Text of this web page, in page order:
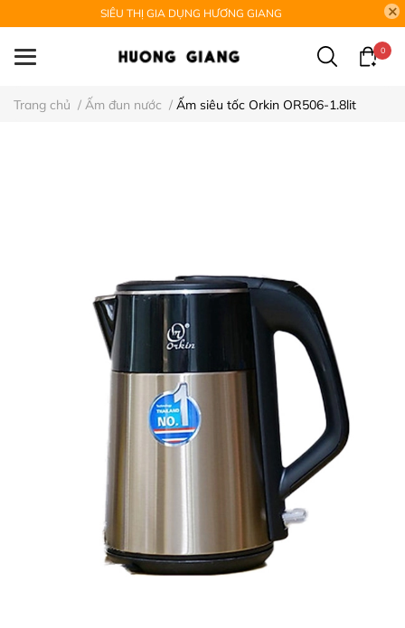
SIÊU THỊ GIA DỤNG HƯƠNG GIANG
0
Trang chủ / Ấm đun nước / Ấm siêu tốc Orkin OR506-1.8lit